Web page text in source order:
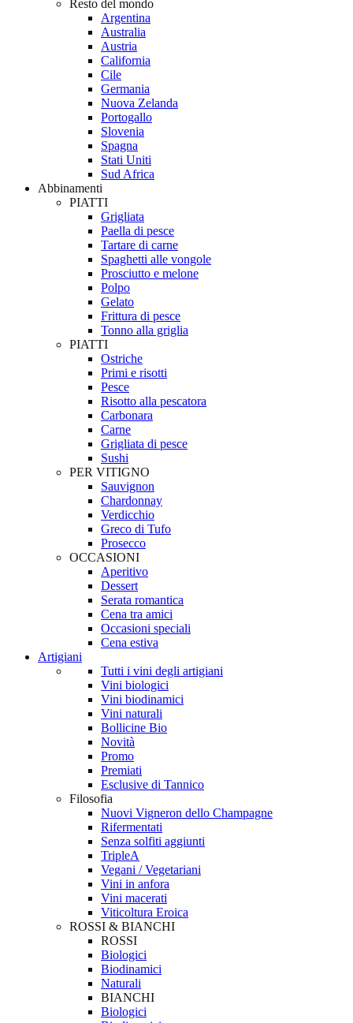
Resto del mondo
Argentina
Australia
Austria
California
Cile
Germania
Nuova Zelanda
Portogallo
Slovenia
Spagna
Stati Uniti
Sud Africa
Abbinamenti
PIATTI
Grigliata
Paella di pesce
Tartare di carne
Spaghetti alle vongole
Prosciutto e melone
Polpo
Gelato
Frittura di pesce
Tonno alla griglia
PIATTI
Ostriche
Primi e risotti
Pesce
Risotto alla pescatora
Carbonara
Carne
Grigliata di pesce
Sushi
PER VITIGNO
Sauvignon
Chardonnay
Verdicchio
Greco di Tufo
Prosecco
OCCASIONI
Aperitivo
Dessert
Serata romantica
Cena tra amici
Occasioni speciali
Cena estiva
Artigiani
Tutti i vini degli artigiani
Vini biologici
Vini biodinamici
Vini naturali
Bollicine Bio
Novità
Promo
Premiati
Esclusive di Tannico
Filosofia
Nuovi Vigneron dello Champagne
Rifermentati
Senza solfiti aggiunti
TripleA
Vegani / Vegetariani
Vini in anfora
Vini macerati
Viticoltura Eroica
ROSSI & BIANCHI
ROSSI
Biologici
Biodinamici
Naturali
BIANCHI
Biologici